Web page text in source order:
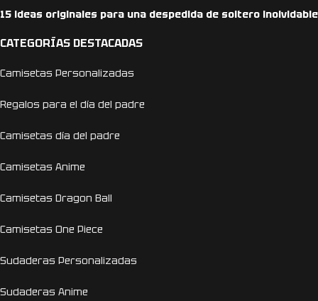
15 ideas originales para una despedida de soltero inolvidable
CATEGORÍAS DESTACADAS
Camisetas Personalizadas
Regalos para el día del padre
Camisetas día del padre
Camisetas Anime
Camisetas Dragon Ball
Camisetas One Piece
Sudaderas Personalizadas
Sudaderas Anime